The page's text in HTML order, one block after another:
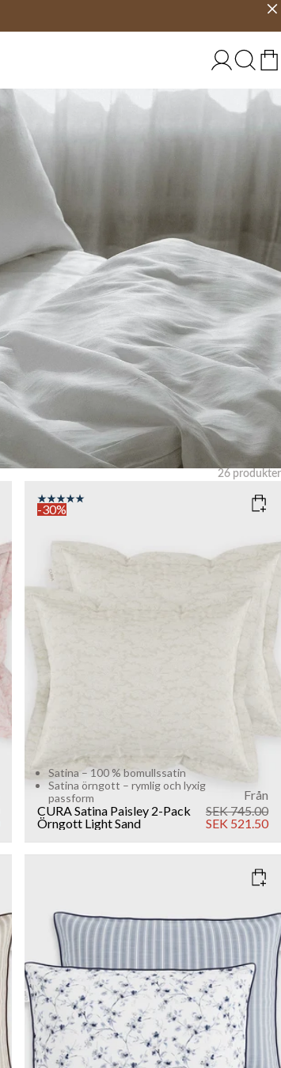
SVERIGE
26 produkter
-30%
Satina – 100 % bomullssatin
Satina örngott – rymlig och lyxig
passform
CURA Satina Paisley 2-Pack
Örngott Light Sand
Från
SEK 745.00
SEK 521.50
SIZE
50x60
Add to cart